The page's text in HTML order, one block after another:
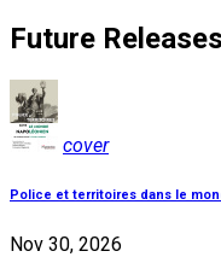
Future Releases
cover
Police et territoires dans le
Nov 30, 2026